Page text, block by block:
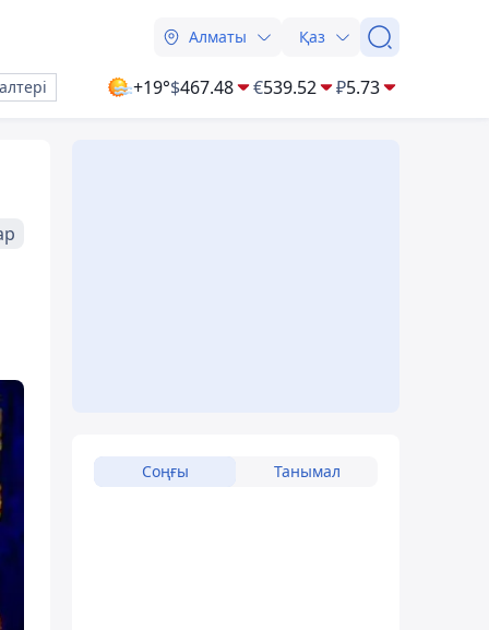
Алматы Қаз
+19°$467.48 €539.52 ₽5.73
Соңғы Танымал